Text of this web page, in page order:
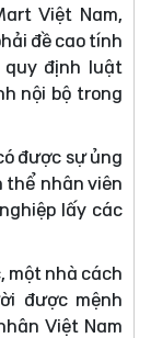
Việt Nam,
đề cao tính
định luật
nội bộ trong
được sự ủng
thể nhân viên
lấy các
một nhà cách
được mệnh
Việt Nam